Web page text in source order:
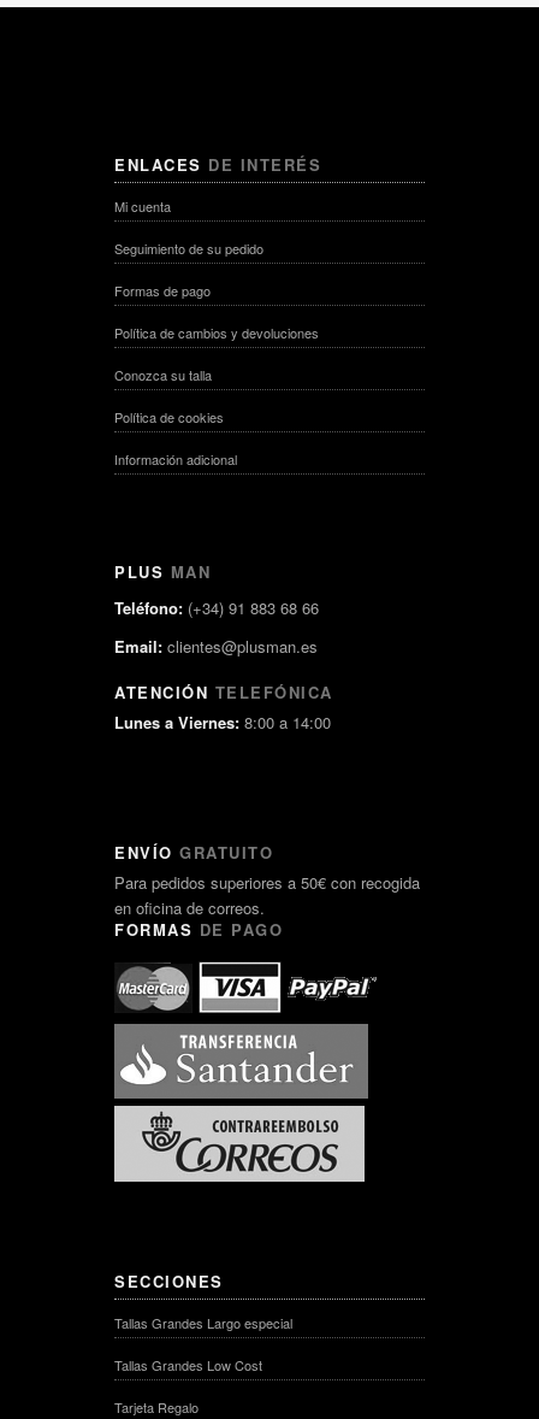
ENLACES DE INTERÉS
Mi cuenta
Seguimiento de su pedido
Formas de pago
Política de cambios y devoluciones
Conozca su talla
Política de cookies
Información adicional
PLUS MAN
Teléfono: (+34) 91 883 68 66
Email: clientes@plusman.es
ATENCIÓN TELEFÓNICA
Lunes a Viernes: 8:00 a 14:00
ENVÍO GRATUITO
Para pedidos superiores a 50€ con recogida
en oficina de correos.
FORMAS DE PAGO
SECCIONES
Tallas Grandes Largo especial
Tallas Grandes Low Cost
Tarjeta Regalo